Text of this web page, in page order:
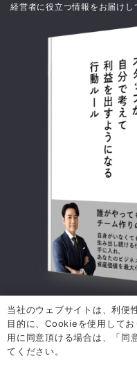
経営者に役立つ情報をお届けし
メールアドレス *
当社のウェブサイトは、利便
目的に、Cookieを使用して
用に同意頂ける場合は、「同
てください。